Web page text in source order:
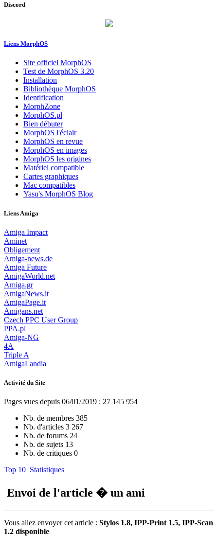
Discord
Liens MorphOS
Site officiel MorphOS
Test de MorphOS 3.20
Installation
Bibliothèque MorphOS
Identification
MorphZone
MorphOS.pl
Bien débuter
MorphOS l'éclair
MorphOS en revue
MorphOS en images
MorphOS les origines
Matériel compatible
Cartes graphiques
Mac compatibles
Yasu's MorphOS Blog
Liens Amiga
Amiga Impact
Aminet
Obligement
Amiga-news.de
Amiga Future
AmigaWorld.net
Amiga.gr
AmigaNews.it
AmigaPage.it
Amigans.net
Czech PPC User Group
PPA.pl
Amiga-NG
4A
Triple A
AmigaLandia
Activité du Site
Pages vues depuis 06/01/2019 : 27 145 954
Nb. de membres 385
Nb. d'articles 3 267
Nb. de forums 24
Nb. de sujets 13
Nb. de critiques 0
Top 10 Statistiques
Envoi de l'article � un ami
Vous allez envoyer cet article : Stylos 1.8, IPP-Print 1.5, IPP-Scan
1.2 disponible